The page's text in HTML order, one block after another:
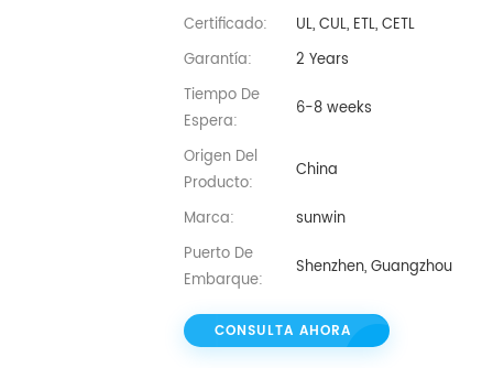
Certificado:
UL, CUL, ETL, CETL
Garantía:
2 Years
Tiempo De
Espera:
6-8 weeks
Origen Del
Producto:
China
Marca:
sunwin
Puerto De
Embarque:
Shenzhen, Guangzhou
CONSULTA AHORA